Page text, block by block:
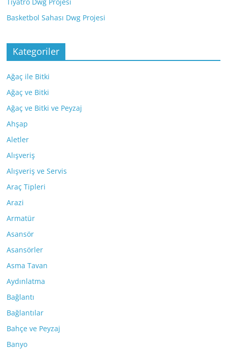
Tiyatro Dwg Projesi
Basketbol Sahası Dwg Projesi
Kategoriler
Ağaç ile Bitki
Ağaç ve Bitki
Ağaç ve Bitki ve Peyzaj
Ahşap
Aletler
Alışveriş
Alışveriş ve Servis
Araç Tipleri
Arazi
Armatür
Asansör
Asansörler
Asma Tavan
Aydınlatma
Bağlantı
Bağlantılar
Bahçe ve Peyzaj
Banyo